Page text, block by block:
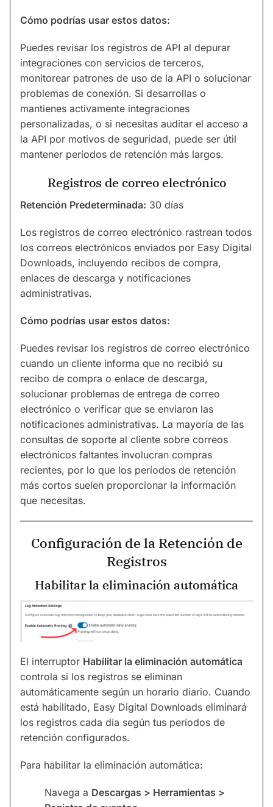
Cómo podrías usar estos datos:
Puedes revisar los registros de API al depurar
integraciones con servicios de terceros,
monitorear patrones de uso de la API o solucionar
problemas de conexión. Si desarrollas o
mantienes activamente integraciones
personalizadas, o si necesitas auditar el acceso a
la API por motivos de seguridad, puede ser útil
mantener períodos de retención más largos.
Registros de correo electrónico
Retención Predeterminada: 30 días
Los registros de correo electrónico rastrean todos
los correos electrónicos enviados por Easy Digital
Downloads, incluyendo recibos de compra,
enlaces de descarga y notificaciones
administrativas.
Cómo podrías usar estos datos:
Puedes revisar los registros de correo electrónico
cuando un cliente informa que no recibió su
recibo de compra o enlace de descarga,
solucionar problemas de entrega de correo
electrónico o verificar que se enviaron las
notificaciones administrativas. La mayoría de las
consultas de soporte al cliente sobre correos
electrónicos faltantes involucran compras
recientes, por lo que los períodos de retención
más cortos suelen proporcionar la información
que necesitas.
Configuración de la Retención de
Registros
Habilitar la eliminación automática
El interruptor Habilitar la eliminación automática
controla si los registros se eliminan
automáticamente según un horario diario. Cuando
está habilitado, Easy Digital Downloads eliminará
los registros cada día según tus períodos de
retención configurados.
Para habilitar la eliminación automática:
Navega a Descargas > Herramientas >